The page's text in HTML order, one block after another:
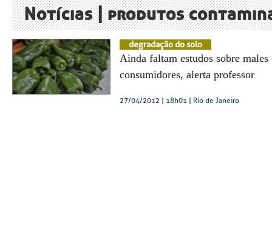
Notícias | produtos
degradação do solo
Ainda faltam estudos sobre
consumidores, alerta professor
27/04/2012 | 18h01 | Rio de Janeiro